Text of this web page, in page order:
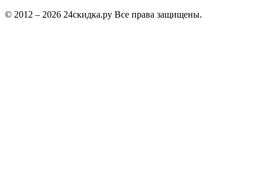
© 2012 – 2026 24скидка.ру Все права защищены.